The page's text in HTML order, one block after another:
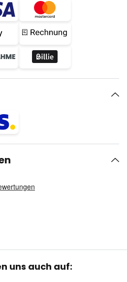
uns auch auf: